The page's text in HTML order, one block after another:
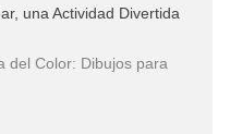
una Actividad Divertida
del Color: Dibujos para